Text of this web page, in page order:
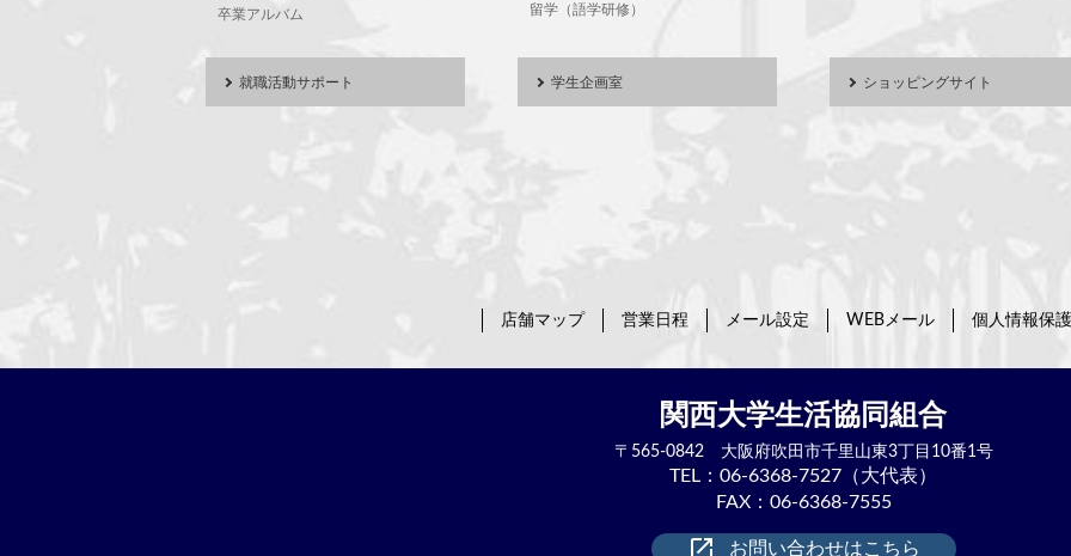
卒業アルバム
留学（語学研修）
就職活動サポート 学生企画室 ショッピングサイト
店舗マップ 営業日程 メール設定 WEBメール 個人情報保
関西大学生活協同組合
〒565-0842 大阪府吹田市千里山東3丁目10番1号
TEL： 06-6368-7527（大代表）
FAX：06-6368-7555
launch お問い合わせはこちら